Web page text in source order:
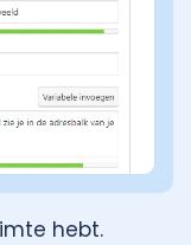
hebt.